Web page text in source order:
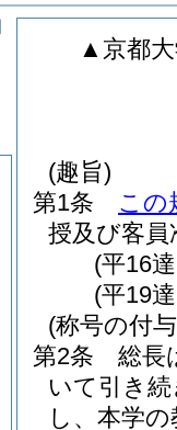
▲京都大
(趣旨)
第1条
この
授及び客
(平16
(平19
(称号の付
第2条
総長
いて引き
し、本学